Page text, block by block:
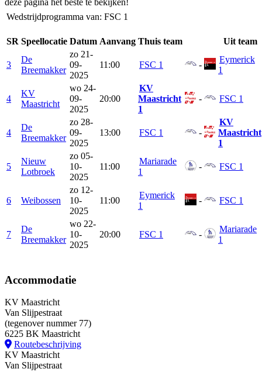
Wedstrijdprogramma van: FSC 1
SR Speellocatie Datum Aanvang Thuis team Uit team
3
De
Breemakker
zo 21-
09-
2025
11:00 FSC 1 -
Eymerick
1
4
KV
Maastricht
wo 24-
09-
2025
20:00
KV
Maastricht
1
- FSC 1
4
De
Breemakker
zo 28-
09-
2025
13:00 FSC 1 -
KV
Maastricht
1
5
Nieuw
Lotbroek
zo 05-
10-
2025
11:00
Mariarade
1
- FSC 1
6 Weibossen
zo 12-
10-
2025
11:00
Eymerick
1
- FSC 1
7
De
Breemakker
wo 22-
10-
2025
20:00 FSC 1 -
Mariarade
1
Accommodatie
KV Maastricht
Van Slijpestraat
(tegenover nummer 77)
6225 BK Maastricht
Routebeschrijving
KV Maastricht
Van Slijpestraat